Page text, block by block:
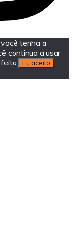
tenha a
continua a usar
Eu aceito